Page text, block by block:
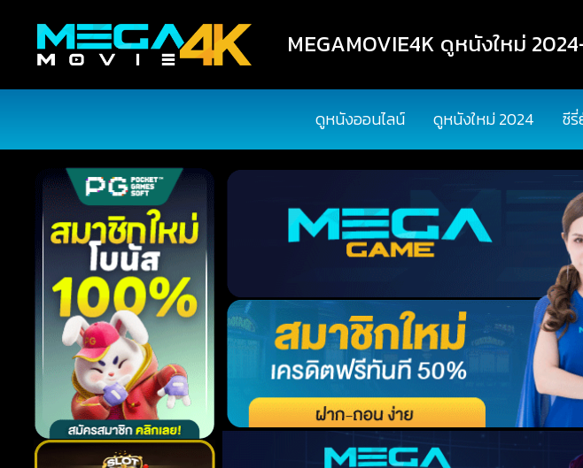
MEGAMOVIE4K ดูหนังใหม่
ดูหนังออนไลน์ ดูหนังใหม่ 2024 ซี